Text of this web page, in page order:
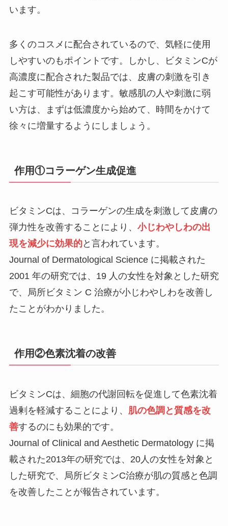
います。
多くのコスメに配合されているので、気軽に使用
しやすいのもポイントです。しかし、ビタミンCが
高濃度に配合された製品では、皮膚の刺激を引き
起こす可能性があります。敏感肌の人や刺激に弱
い方は、まずは低濃度から始めて、時間をかけて
徐々に増量するようにしましょう。
作用①コラーゲン生成促進
ビタミンCは、コラーゲンの生成を刺激して皮膚の
弾力性を改善することにより、 小じわやしわの出
現を減少に効果的と言われています。
Journal of Dermatological Science に掲載された
2001 年の研究では、19 人の女性を対象とした研究
で、局所ビタミン C 治療が小じわやしわを改善し
たことがわかりました。
作用②色素沈着の改善
ビタミンCは、細胞の代謝回転を促進して色素沈着
過剰を軽減することにより、
肌の色調と質感を改
善するのにも効果的です。
Journal of Clinical and Aesthetic Dermatology に掲
載された2013年の研究では、20人の女性を対象と
した研究で、局所ビタミンC治療が肌の質感と色調
を改善したことが報告されています。